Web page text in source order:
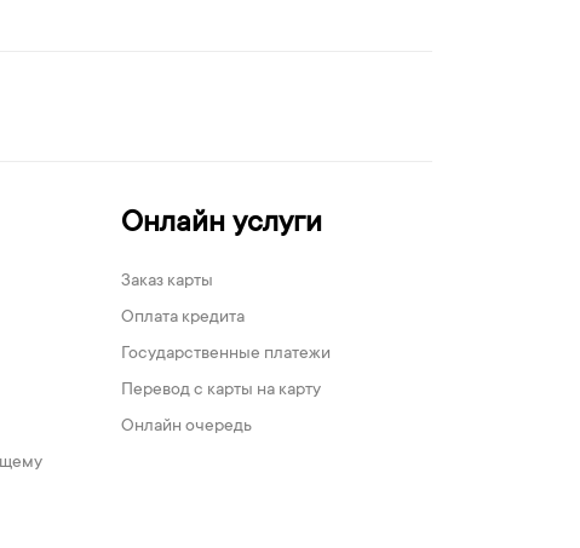
Онлайн услуги
Заказ карты
Оплата кредита
Государственные платежи
Перевод с карты на карту
Онлайн очередь